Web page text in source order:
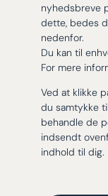
nyhedsbreve
dette, bedes
nedenfor.
Du kan til
For mere
Ved at klikke
du samtykke
behandle de
indsendt
indhold til dig.